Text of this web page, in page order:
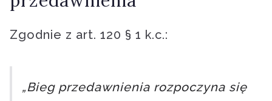
Zgodnie z art. 120 § 1 k.c.:
„Bieg przedawnienia rozpoczyna się